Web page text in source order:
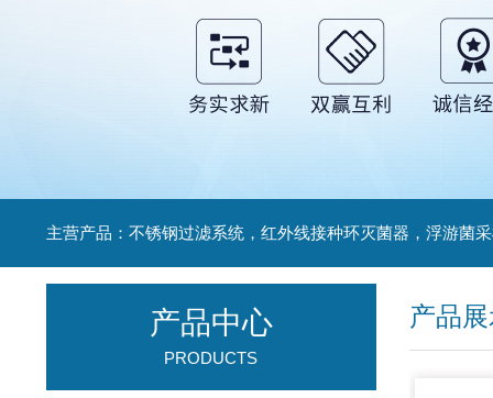
产品
产品中心
PRODUCTS